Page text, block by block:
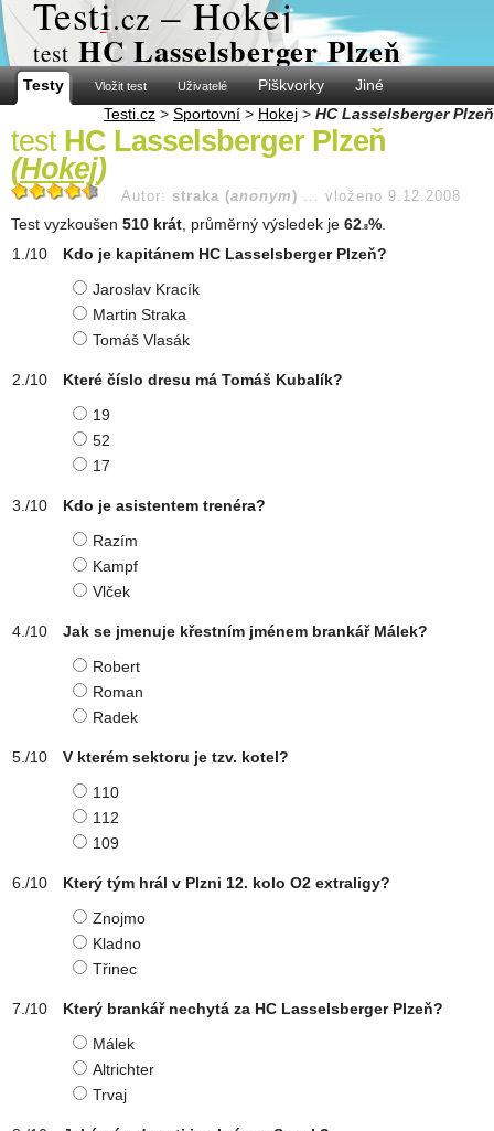
Testi.cz – Hokej
test HC Lasselsberger Plzeň
Testy Vložit test Uživatelé Piškvorky
Jiné
Testi.cz > Sportovní > Hokej > HC Lasselsberger Plzeň
test HC Lasselsberger Plzeň
(Hokej)
Autor: straka (anonym ) ... vloženo 9.12.2008
Test vyzkoušen 510 krát , průměrný výsledek je 62 .8%
Kdo je kapitánem HC Lasselsberger Plzeň?
Jaroslav Kracík
Martin Straka
Tomáš Vlasák
Které číslo dresu má Tomáš Kubalík?
19
52
17
Kdo je asistentem trenéra?
Razím
Kampf
Vlček
Jak se jmenuje křestním jménem brankář Málek?
Robert
Roman
Radek
V kterém sektoru je tzv. kotel?
110
112
109
Který tým hrál v Plzni 12. kolo O2 extraligy?
Znojmo
Kladno
Třinec
Který brankář nechytá za HC Lasselsberger Plzeň?
Málek
Altrichter
Trvaj